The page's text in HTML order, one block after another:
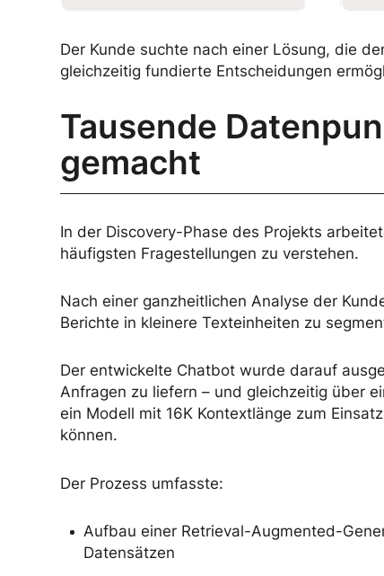
Der Kunde suchte nach einer Lösung, die
gleichzeitig fundierte Entscheidungen
Tausende
gemacht
In der Discovery-Phase des Projekts
häufigsten Fragestellungen zu verstehen.
Nach einer ganzheitlichen Analyse der
Berichte in kleinere Texteinheiten zu
Der entwickelte Chatbot wurde darauf
Anfragen zu liefern – und gleichzeitig über
ein Modell mit 16K Kontextlänge zum
können.
Der Prozess umfasste:
Aufbau einer Retrieval-Augmented-
Datensätzen